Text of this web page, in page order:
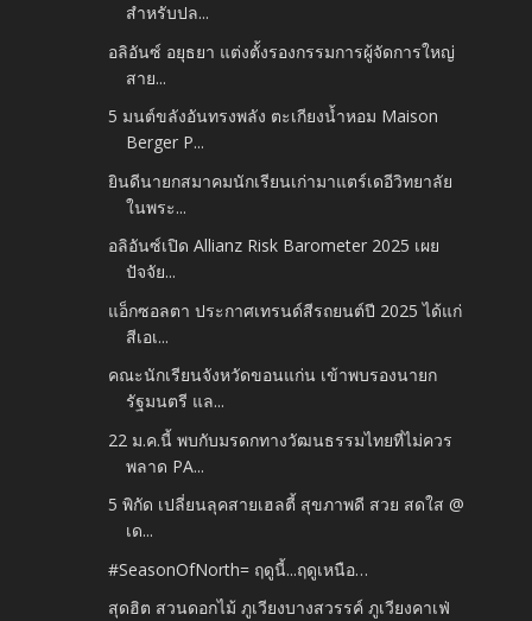
สำหรับปล...
อลิอันซ์ อยุธยา แต่งตั้งรองกรรมการผู้จัดการใหญ่
สาย...
5 มนต์ขลังอันทรงพลัง ตะเกียงน้ำหอม Maison
Berger P...
ยินดีนายกสมาคมนักเรียนเก่ามาแตร์เดอีวิทยาลัย
ในพระ...
อลิอันซ์เปิด Allianz Risk Barometer 2025 เผย
ปัจจัย...
แอ็กซอลตา ประกาศเทรนด์สีรถยนต์ปี 2025 ได้แก่
สีเอเ...
คณะนักเรียนจังหวัดขอนแก่น เข้าพบรองนายก
รัฐมนตรี แล...
22 ม.ค.นี้ พบกับมรดกทางวัฒนธรรมไทยที่ไม่ควร
พลาด PA...
5 พิกัด เปลี่ยนลุคสายเฮลตี้ สุขภาพดี สวย สดใส @
เด...
#SeasonOfNorth= ฤดูนี้...ฤดูเหนือ…
สุดฮิต สวนดอกไม้ ภูเวียงบางสวรรค์ ภูเวียงคาเฟ่